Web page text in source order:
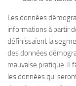
Les données
informations à partir
définissaient la
des données
mauvaise pratique. Il
les données qui